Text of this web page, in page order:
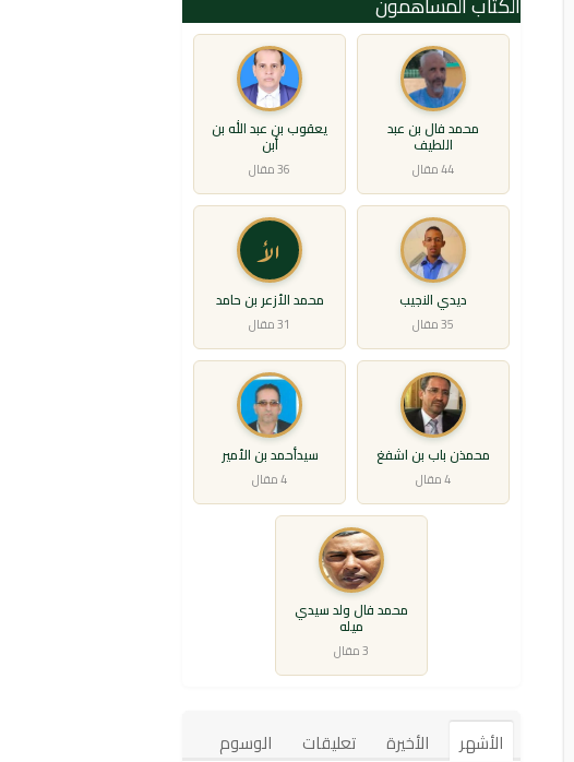
محمد فال بن عبد
اللطيف
44 مقال
يعقوب بن عبد الله بن
أبن
36 مقال
ديدي النجيب
35 مقال
الأ
محمد الأزعر بن حامد
31 مقال
محمذن باب بن اشفغ
4 مقال
سيدأحمد بن الأمير
4 مقال
محمد فال ولد سيدي
ميله
3 مقال
الأشهر الأخيرة تعليقات الوسوم